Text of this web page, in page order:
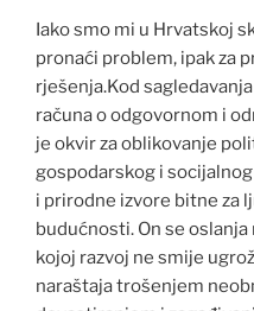
Iako smo mi u Hrvatskoj
pronaći problem, ipak za
rješenja.Kod
računa o odgovornom i
je okvir za oblikovanje
gospodarskog i
i prirodne izvore bitne za
budućnosti. On se
kojoj razvoj ne smije
naraštaja trošenjem